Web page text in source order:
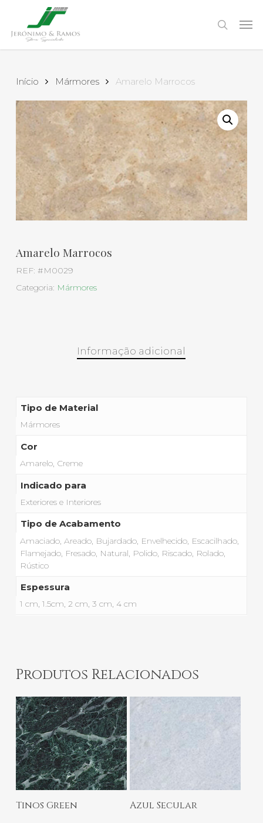
main
content
search
Início Mármores Amarelo Marrocos
Amarelo Marrocos
REF: #M0029
Categoria: Mármores
Informação adicional
Tipo de Material
Mármores
Cor
Amarelo, Creme
Indicado para
Exteriores e Interiores
Tipo de Acabamento
Amaciado, Areado, Bujardado, Envelhecido, Escacilhado,
Flamejado, Fresado, Natural, Polido, Riscado, Rolado,
Rústico
Espessura
1 cm, 1.5cm, 2 cm, 3 cm, 4 cm
Produtos Relacionados
Ler Mais
Tinos Green Ler Mais
Azul Secular